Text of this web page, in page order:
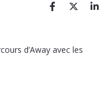
d’Away avec les